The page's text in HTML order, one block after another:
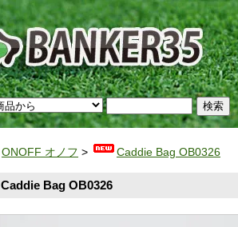
ONOFF オノフ > Caddie Bag OB0326
Caddie Bag OB0326